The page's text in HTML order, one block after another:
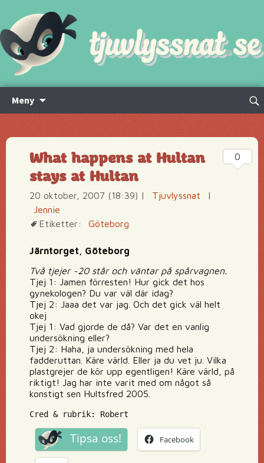
Meny
innehåll
Sök
What happens at Hultan
stays at Hultan
20 oktober, 2007 (18:39) | Tjuvlyssnat
|
Jennie
Etiketter:
Göteborg
Järntorget, Göteborg
Två tjejer ~20 står och väntar på spårvagnen.
Tjej 1: Jamen förresten! Hur gick det hos
gynekologen? Du var väl där idag?
Tjej 2: Jaaa det var jag. Och det gick väl helt
okej
Tjej 1: Vad gjorde de då? Var det en vanlig
undersökning eller?
Tjej 2: Haha, ja undersökning med hela
fadderuttan. Käre värld. Eller ja du vet ju. Vilka
plastgrejer de kör upp egentligen! Käre värld, på
riktigt! Jag har inte varit med om något så
konstigt sen Hultsfred 2005.
Cred & rubrik: Robert
Tipsa oss! Facebook
0